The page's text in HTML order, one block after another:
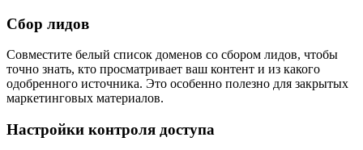
Сбор лидов
Совместите белый список доменов со сбором лидов, чтобы
точно знать, кто просматривает ваш контент и из какого
одобренного источника. Это особенно полезно для закрытых
маркетинговых материалов.
Настройки контроля доступа